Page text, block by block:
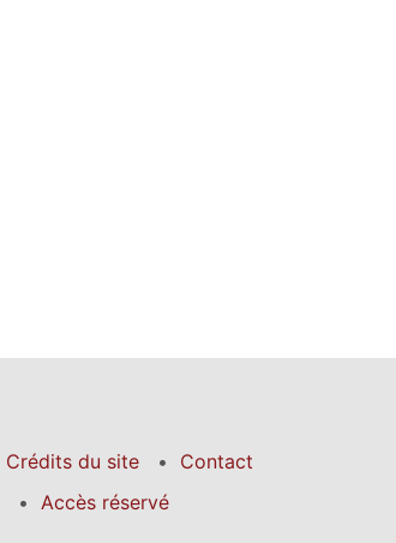
Crédits du site
Contact
Accès réservé